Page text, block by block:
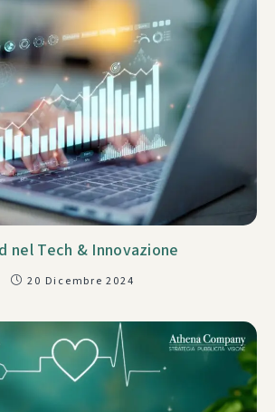
nel Tech & Innovazione
20 Dicembre 2024